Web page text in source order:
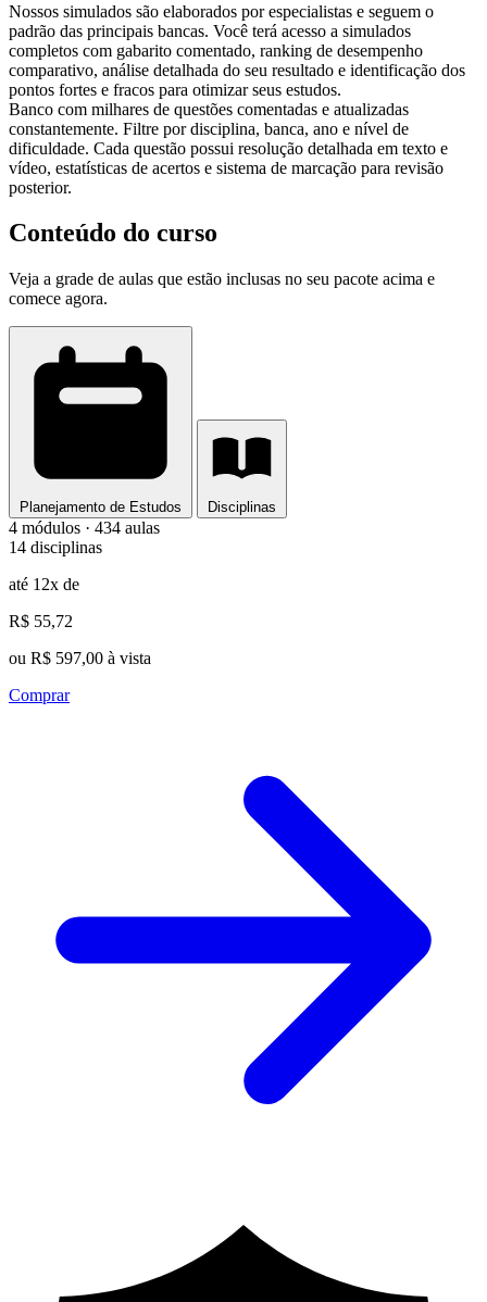
Nossos simulados são elaborados por especialistas e seguem o
padrão das principais bancas. Você terá acesso a simulados
completos com gabarito comentado, ranking de desempenho
comparativo, análise detalhada do seu resultado e identificação dos
pontos fortes e fracos para otimizar seus estudos.
Banco com milhares de questões comentadas e atualizadas
constantemente. Filtre por disciplina, banca, ano e nível de
dificuldade. Cada questão possui resolução detalhada em texto e
vídeo, estatísticas de acertos e sistema de marcação para revisão
posterior.
Conteúdo do curso
Veja a grade de aulas que estão inclusas no seu pacote acima e
comece agora.
Planejamento de Estudos Disciplinas
4 módulos · 434 aulas
14 disciplinas
até 12x de
R$ 55,72
ou R$ 597,00 à vista
Comprar